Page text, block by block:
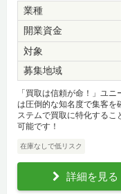
業種
開業資金
対象
募集地域
「買取は信頼が命！」ユ
は圧倒的な知名度で集客を
ステムで買取に特化する
可能です！
在庫なしで低リスク
詳細を見る